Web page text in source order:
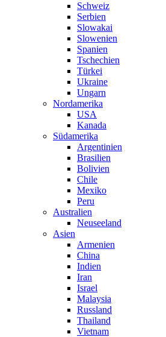
Schweiz
Serbien
Slowakai
Slowenien
Spanien
Tschechien
Türkei
Ukraine
Ungarn
Nordamerika
USA
Kanada
Südamerika
Argentinien
Brasilien
Bolivien
Chile
Mexiko
Peru
Australien
Neuseeland
Asien
Armenien
China
Indien
Iran
Israel
Malaysia
Russland
Thailand
Vietnam